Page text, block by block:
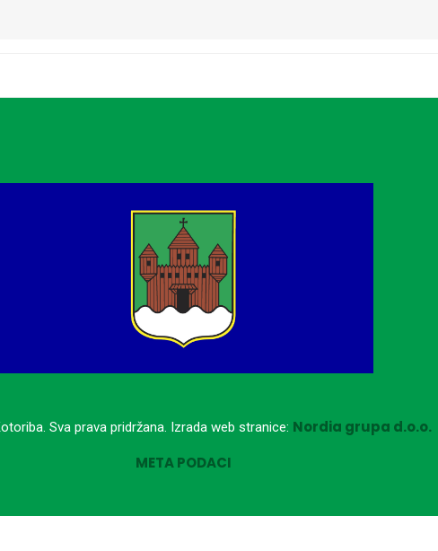
Sva prava pridržana. Izrada web stranice: Nordia grupa d.o.o.
META PODACI